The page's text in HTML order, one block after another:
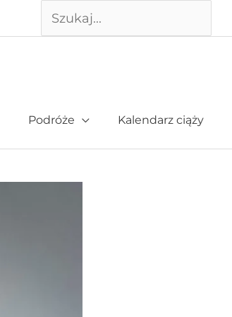
Szukaj
Podróże Kalendarz ciąży